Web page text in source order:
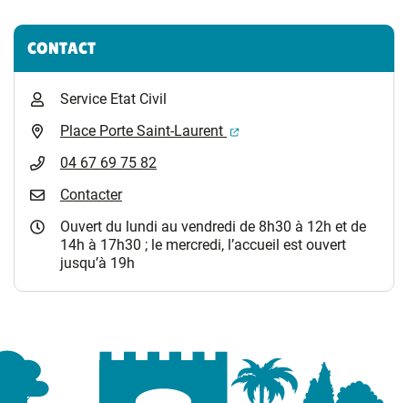
Informations complémentaires
CONTACT
Service Etat Civil
Place Porte Saint-Laurent
(ouverture dans un
04 67 69 75 82
Contacter
Ouvert du lundi au vendredi de 8h30 à 12h et de
14h à 17h30 ; le mercredi, l’accueil est ouvert
jusqu’à 19h